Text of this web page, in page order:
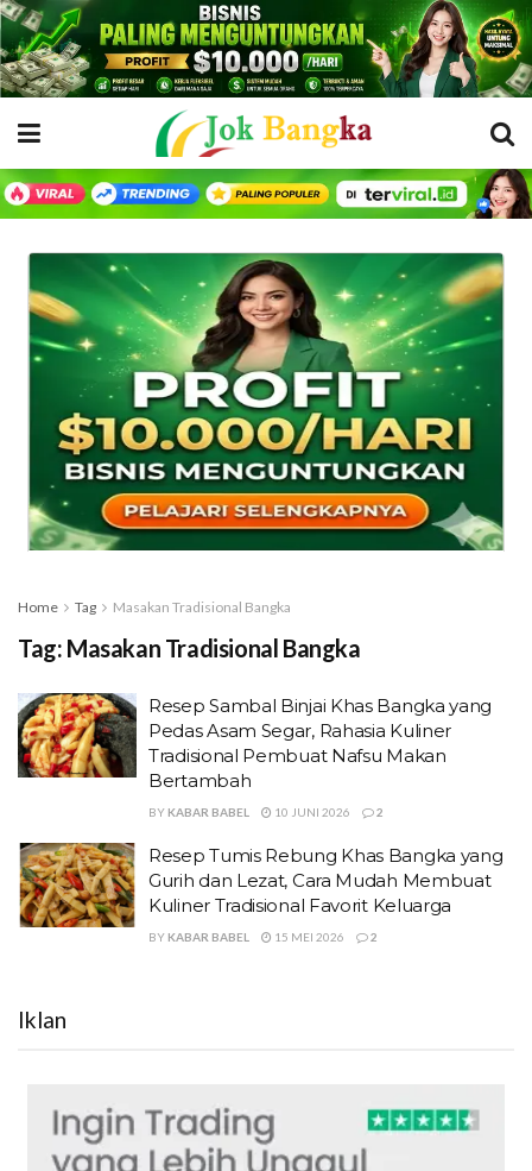
Home Tag Masakan Tradisional Bangka
Tag: Masakan Tradisional Bangka
Resep Sambal Binjai Khas Bangka yang
Pedas Asam Segar, Rahasia Kuliner
Tradisional Pembuat Nafsu Makan
Bertambah
BY KABAR BABEL 10 JUNI 2026 2
Resep Tumis Rebung Khas Bangka yang
Gurih dan Lezat, Cara Mudah Membuat
Kuliner Tradisional Favorit Keluarga
BY KABAR BABEL 15 MEI 2026 2
Iklan